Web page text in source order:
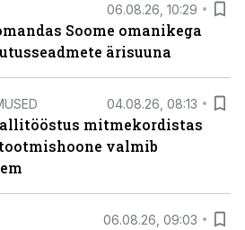
06.08.26, 10:29
Soome omanikega
ärisuuna
04.08.26, 08:13
mitmekordistas
valmib
06.08.26, 09:03